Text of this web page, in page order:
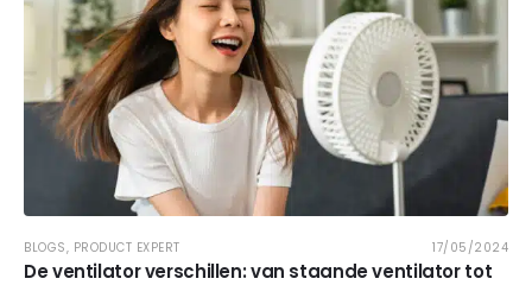
BLOGS, PRODUCT EXPERT 17/05/2024
De ventilator verschillen: van staande ventilator tot